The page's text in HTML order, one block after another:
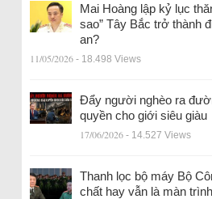
Mai Hoàng lập kỷ lục
sao” Tây Bắc trở thành
an?
11/05/2026 - 18.498 Views
Đẩy người nghèo ra
quyền cho giới siêu giàu
17/06/2026 - 14.527 Views
Thanh lọc bộ máy Bộ
chất hay vẫn là màn